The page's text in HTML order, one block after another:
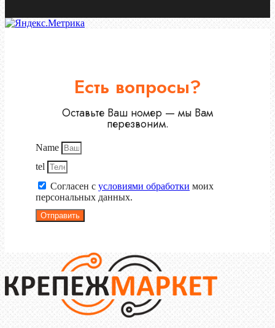
Есть вопросы?
Оставьте Ваш номер — мы Вам
перезвоним.
Name
tel
Согласен с условиями обработки моих
персональных данных.
Отправить